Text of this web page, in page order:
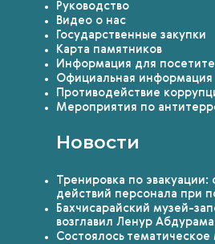
Руководство
Видео о нас
Государственные закупки
Карта памятников
Информация для
Официальная информация
Противодействие
Мероприятия по
Новости
Тренировка по эвакуации:
действий персонала при
Бахчисарайский музей-
возглавил Ленур
Состоялось